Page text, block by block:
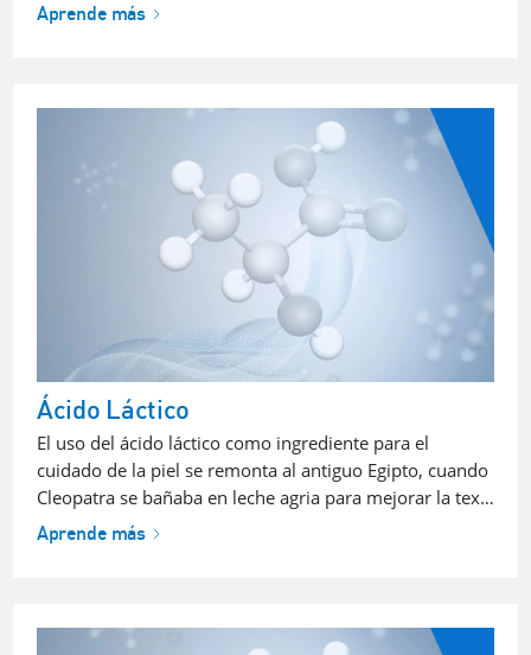
Aprende más
Ácido Láctico
El uso del ácido láctico como ingrediente para el
cuidado de la piel se remonta al antiguo Egipto, cuando
Cleopatra se bañaba en leche agria para mejorar la tex…
Aprende más